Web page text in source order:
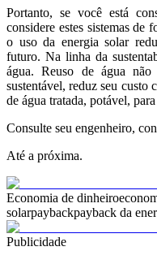
Portanto, se você está
considere estes sistemas de
o uso da energia solar
futuro. Na linha da
água. Reuso de água
sustentável, reduz seu custo
de água tratada, potável,
Consulte seu engenheiro,
Até a próxima.
Economia de dinheiro
solarpaybackpayback da
Publicidade